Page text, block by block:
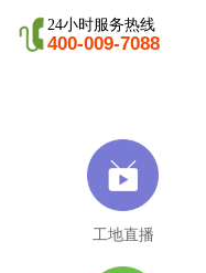
24小时服务热线
400-009-7088
工地直播